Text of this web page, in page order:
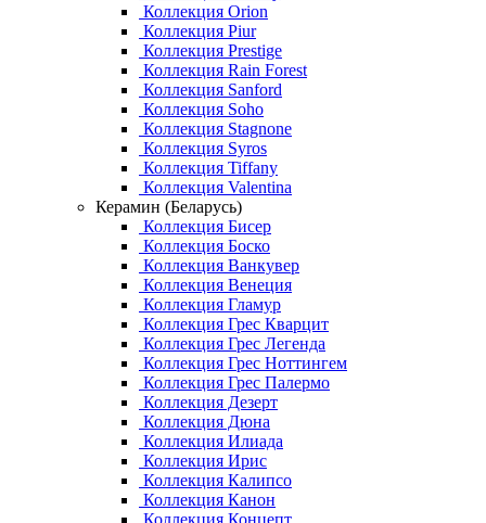
Коллекция Orion
Коллекция Piur
Коллекция Prestige
Коллекция Rain Forest
Коллекция Sanford
Коллекция Soho
Коллекция Stagnone
Коллекция Syros
Коллекция Tiffany
Коллекция Valentina
Керамин (Беларусь)
Коллекция Бисер
Коллекция Боско
Коллекция Ванкувер
Коллекция Венеция
Коллекция Гламур
Коллекция Грес Кварцит
Коллекция Грес Легенда
Коллекция Грес Ноттингем
Коллекция Грес Палермо
Коллекция Дезерт
Коллекция Дюна
Коллекция Илиада
Коллекция Ирис
Коллекция Калипсо
Коллекция Канон
Коллекция Концепт